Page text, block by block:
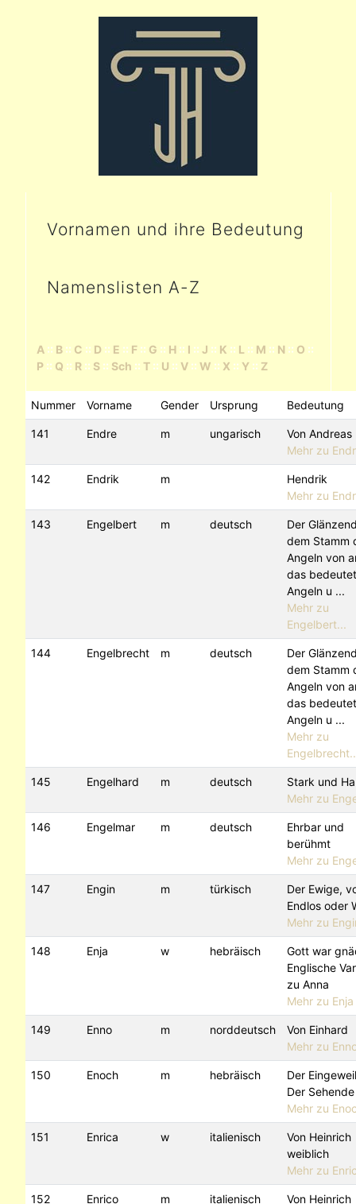
Vornamen und ihre Bedeutung
Namenslisten A-Z
A:: B:: C :: D :: E :: F:: G :: H:: I :: J :: K :: L :: M :: N :: O ::
P:: Q :: R:: S:: Sch :: T:: U :: V:: W :: X :: Y:: Z
Nummer Vorname Gender Ursprung Bedeutung
141 Endre m ungarisch
Von Andreas
Mehr zu
142 Endrik m
Hendrik
Mehr zu
143 Engelbert m deutsch
Der
dem Stamm
Angeln von
das
Angeln u ...
Mehr zu
Engelbert...
144 Engelbrecht m deutsch
Der
dem Stamm
Angeln von
das
Angeln u ...
Mehr zu
145 Engelhard m deutsch
Stark und
Mehr zu
146 Engelmar m deutsch
Ehrbar und
berühmt
Mehr zu
147 Engin m türkisch
Der Ewige,
Endlos oder
Mehr zu
148 Enja w hebräisch
Gott war
Englische
zu Anna
Mehr zu Enja
149 Enno m norddeutsch
Von Einhard
Mehr zu
150 Enoch m hebräisch
Der
Der Sehende
Mehr zu
151 Enrica w italienisch
Von Heinrich
weiblich
Mehr zu
152 Enrico m italienisch
Von Heinrich